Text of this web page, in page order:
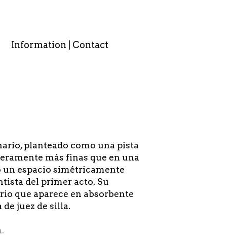
Information | Contact
planteado como una pista
más finas que en una
espacio simétricamente
del primer acto. Su
que aparece en absorbente
juez de silla.